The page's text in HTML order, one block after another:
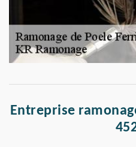
Entreprise